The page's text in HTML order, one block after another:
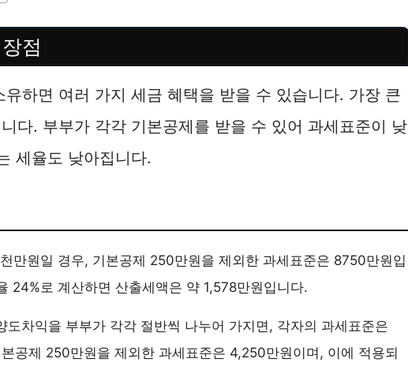
점
하면 여러 가지 세금 혜택을 받을 수 있습니다. 가장 큰
다. 부부가 각각 기본공제를 받을 수 있어 과세표준이 낮
세율도 낮아집니다.
만원일 경우, 기본공제 250만원을 제외한 과세표준은 8750만원입
24%로 계산하면 산출세액은 약 1,578만원입니다.
도차익을 부부가 각각 절반씩 나누어 가지면, 각자의 과세표준은
공제 250만원을 제외한 과세표준은 4,250만원이며, 이에 적용되